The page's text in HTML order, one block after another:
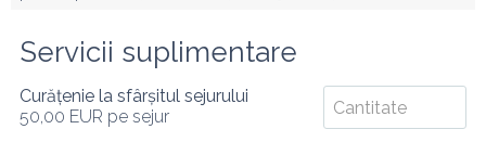
Servicii suplimentare
Curățenie la sfârșitul sejurului
50,00 EUR pe sejur